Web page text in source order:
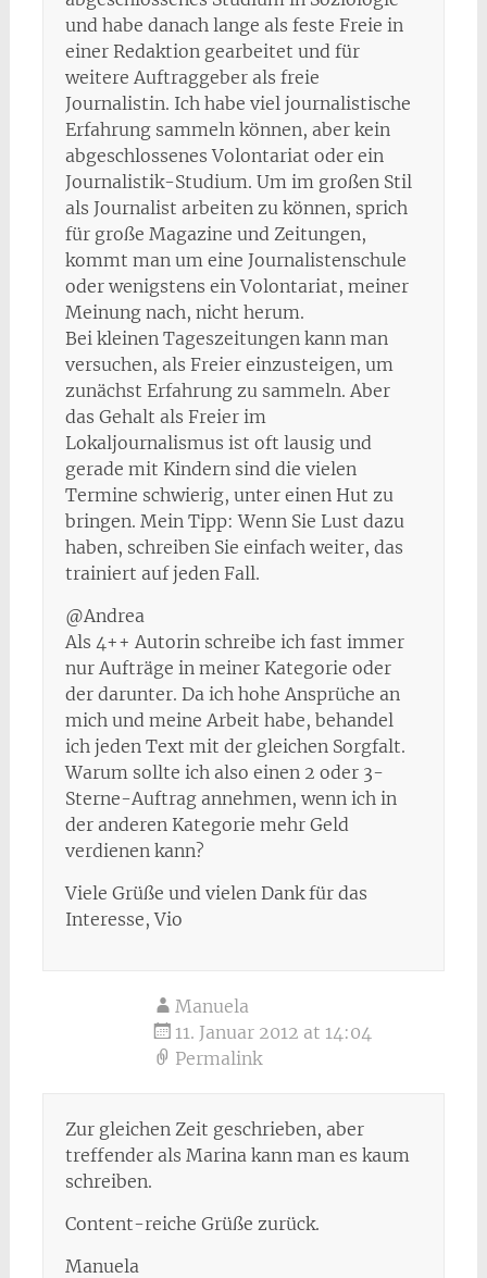
und habe danach lange als feste Freie in
einer Redaktion gearbeitet und für
weitere Auftraggeber als freie
Journalistin. Ich habe viel journalistische
Erfahrung sammeln können, aber kein
abgeschlossenes Volontariat oder ein
Journalistik-Studium. Um im großen Stil
als Journalist arbeiten zu können, sprich
für große Magazine und Zeitungen,
kommt man um eine Journalistenschule
oder wenigstens ein Volontariat, meiner
Meinung nach, nicht herum.
Bei kleinen Tageszeitungen kann man
versuchen, als Freier einzusteigen, um
zunächst Erfahrung zu sammeln. Aber
das Gehalt als Freier im
Lokaljournalismus ist oft lausig und
gerade mit Kindern sind die vielen
Termine schwierig, unter einen Hut zu
bringen. Mein Tipp: Wenn Sie Lust dazu
haben, schreiben Sie einfach weiter, das
trainiert auf jeden Fall.
@Andrea
Als 4++ Autorin schreibe ich fast immer
nur Aufträge in meiner Kategorie oder
der darunter. Da ich hohe Ansprüche an
mich und meine Arbeit habe, behandel
ich jeden Text mit der gleichen Sorgfalt.
Warum sollte ich also einen 2 oder 3-
Sterne-Auftrag annehmen, wenn ich in
der anderen Kategorie mehr Geld
verdienen kann?
Viele Grüße und vielen Dank für das
Interesse, Vio
Manuela
11. Januar 2012 at 14:04
Permalink
Zur gleichen Zeit geschrieben, aber
treffender als Marina kann man es kaum
schreiben.
Content-reiche Grüße zurück.
Manuela